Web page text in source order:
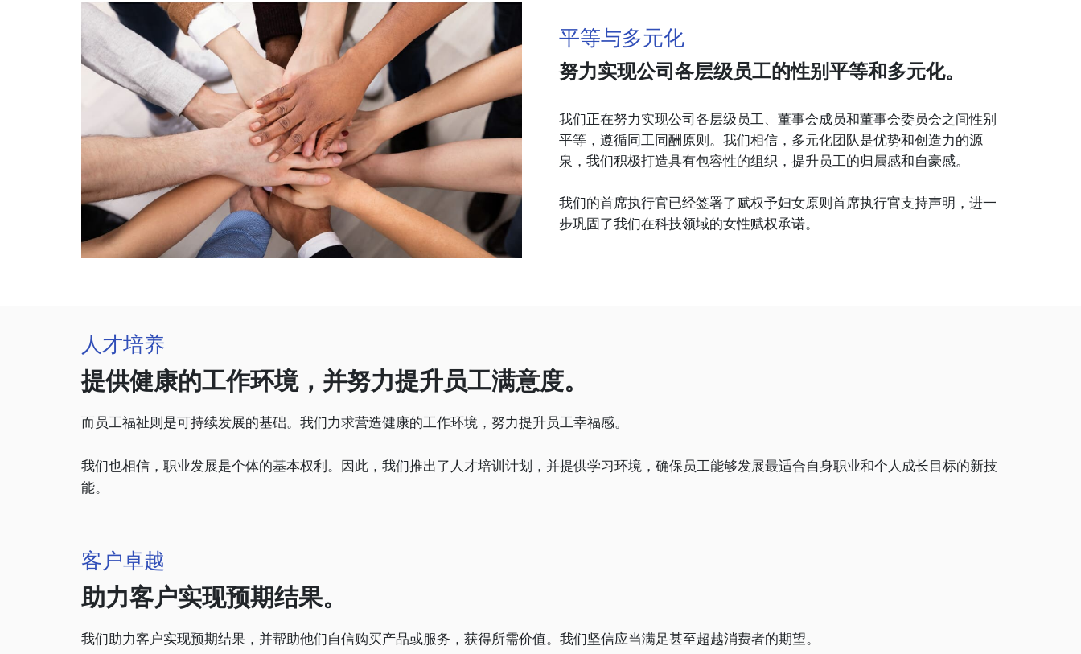
平等与多元化
努力实现公司各层级员工的性别平等和多元化。
我们正在努力实现公司各层级员工、董事会成员和董事会委员会之间性别
平等，遵循同工同酬原则。我们相信，多元化团队是优势和创造力的源
泉，我们积极打造具有包容性的组织，提升员工的归属感和自豪感。
我们的首席执行官已经签署了赋权予妇女原则首席执行官支持声明，进一
步巩固了我们在科技领域的女性赋权承诺。
人才培养
提供健康的工作环境，并努力提升员工满意度。
而员工福祉则是可持续发展的基础。我们力求营造健康的工作环境，努力提升员工幸福感。
我们也相信，职业发展是个体的基本权利。因此，我们推出了人才培训计划，并提供学习环境，确保员工能够发展最适合自身职业和个人成长目标的新技
能。
客户卓越
助力客户实现预期结果。
我们助力客户实现预期结果，并帮助他们自信购买产品或服务，获得所需价值。我们坚信应当满足甚至超越消费者的期望。